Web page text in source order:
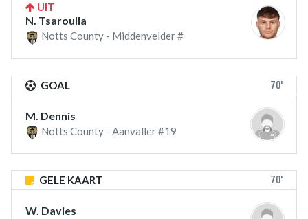
UIT
N. Tsaroulla
Notts County - Middenvelder #
GOAL 70'
M. Dennis
Notts County - Aanvaller #19
GELE KAART 70'
W. Davies